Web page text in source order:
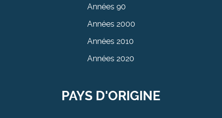
Années 90
Années 2000
Années 2010
Années 2020
PAYS D'ORIGINE